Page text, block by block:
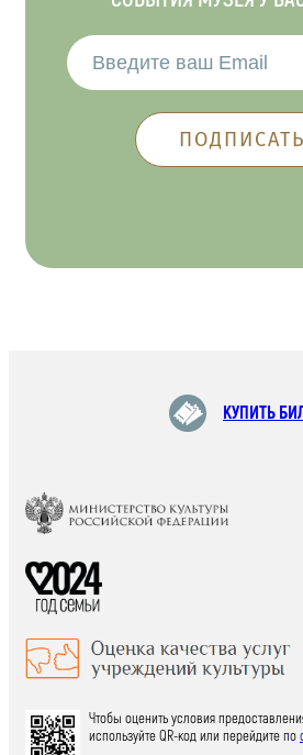
КУПИТЬ
Чтобы оценить условия
используйте QR-код или перейдите по